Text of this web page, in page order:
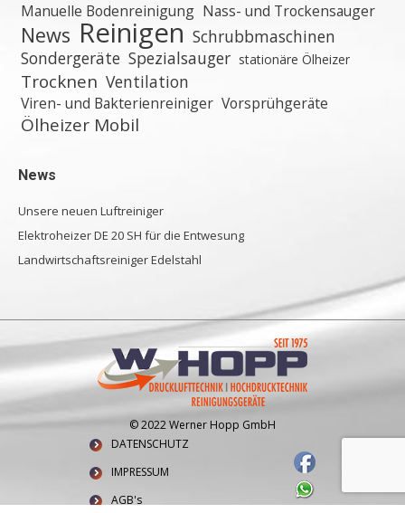
Manuelle Bodenreinigung Nass- und Trockensauger
News Reinigen Schrubbmaschinen
Sondergeräte Spezialsauger stationäre Ölheizer
Trocknen Ventilation
Viren- und Bakterienreiniger Vorsprühgeräte
Ölheizer Mobil
News
Unsere neuen Luftreiniger
Elektroheizer DE 20 SH für die Entwesung
Landwirtschaftsreiniger Edelstahl
© 2022 Werner Hopp GmbH
DATENSCHUTZ
IMPRESSUM
AGB's